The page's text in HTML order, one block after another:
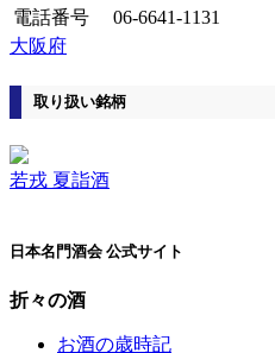
電話番号
06-6641-1131
大阪府
取り扱い銘柄
若戎 夏詣酒
日本名門酒会 公式サイト
折々の酒
お酒の歳時記